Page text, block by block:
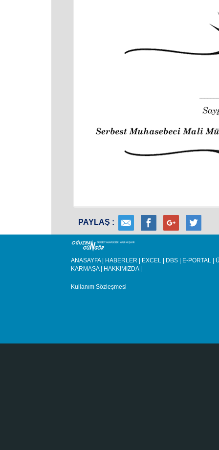
PAYLAŞ :
ANASAYFA| HABERLER | EXCEL | DBS | E-PORTAL |
KARMAŞA| HAKKIMIZDA|
Kullanım Sözleşmesi